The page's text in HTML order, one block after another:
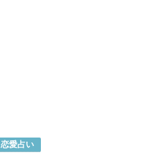
恋愛占い